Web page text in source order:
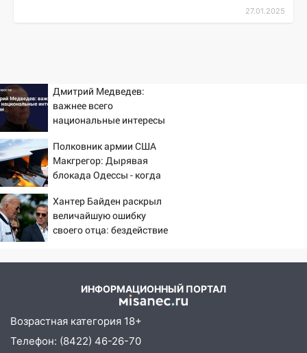
27.01.2025
Дмитрий Медведев:
важнее всего
национальные интересы
Полковник армии США
Макгрегор: Дырявая
блокада Одессы - когда
России за это полетят
головы?
Хантер Байден раскрыл
величайшую ошибку
своего отца: бездействие
ИНФОРМАЦИОННЫЙ ПОРТАЛ
Возрастная категория 18+
Телефон: (8422) 46-26-70